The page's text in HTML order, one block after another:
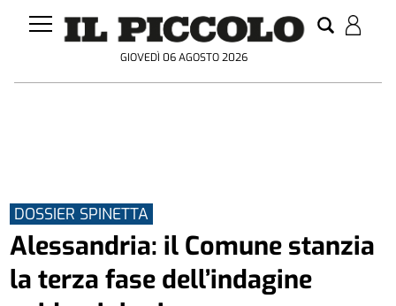
GIOVEDÌ 06 AGOSTO 2026
DOSSIER SPINETTA
Alessandria: il Comune stanzia
la terza fase dell’indagine